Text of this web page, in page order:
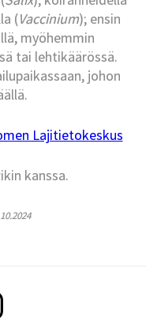
(Vaccinium); ensin
myöhemmin
tai lehtikäärössä.
johon
Lajitietokeskus
kanssa.